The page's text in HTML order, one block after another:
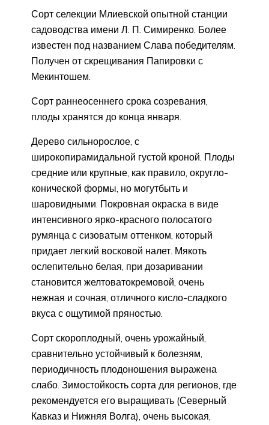
Сорт селекции Млиевской опытной станции
садоводства имени Л. П. Симиренко. Более
известен под названием Слава победителям.
Получен от скрещивания Папировки с
Мекинтошем.
Сорт раннеосеннего срока созревания,
плоды хранятся до конца января.
Дерево сильнорослое, с
широкопирамидальной густой кроной. Плоды
средние или крупные, как правило, округло-
конической формы, но могутбыть и
шаровидными. Покровная окраска в виде
интенсивного ярко-красного полосатого
румянца с сизоватым оттенком, который
придает легкий восковой налет. Мякоть
ослепительно белая, при дозаривании
становится желтоватокремовой, очень
нежная и сочная, отличного кисло-сладкого
вкуса с ощутимой пряностью.
Сорт скороплодный, очень урожайный,
сравнительно устойчивый к болезням,
периодичность плодоношения выражена
слабо. Зимостойкость сорта для регионов, где
рекомендуется его выращивать (Северный
Кавказ и Нижняя Волга), очень высокая,